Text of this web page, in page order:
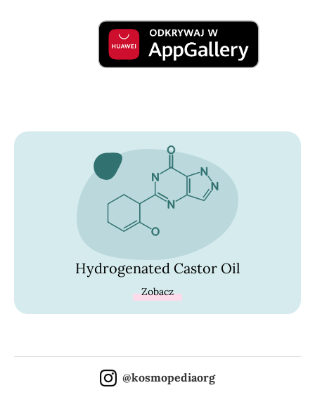
Hydrogenated Castor Oil
Zobacz
@kosmopediaorg